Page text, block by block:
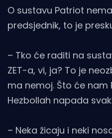
O sustavu Patriot
predsjednik, to je
– Tko će raditi na
ZET-a, vi, ja? To je
ma nemoj. Što će nam
Hezbollah napada
– Neka žicaju i neki